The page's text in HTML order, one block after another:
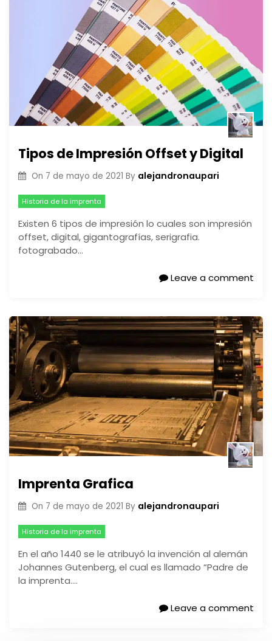
Tipos de Impresión Offset y Digital
On 7 de mayo de 2021 By alejandronaupari
Historia de la imprenta
Existen 6 tipos de impresión lo cuales son impresión
offset, digital, gigantografías, serigrafia.
fotograbado…
Leave a comment
Imprenta Grafica
On 7 de mayo de 2021 By alejandronaupari
Historia de la imprenta
En el año 1440 se le atribuyó la invención al alemán
Johannes Gutenberg, el cual es llamado “Padre de
la imprenta….
Leave a comment